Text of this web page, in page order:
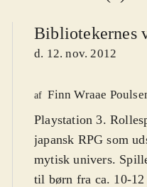
Bibliotekernes
d. 12. nov. 2012
af Finn Wraae
Playstation 3.
japansk RPG som
mytisk univers.
til børn fra ca. 10-12